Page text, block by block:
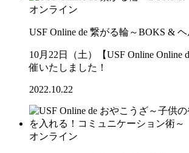
オンライン
USF Online de 繋がる輪～BOKS &
10月22日（土）【USF Online Online
催いたしました！
2022.10.22
オンライン